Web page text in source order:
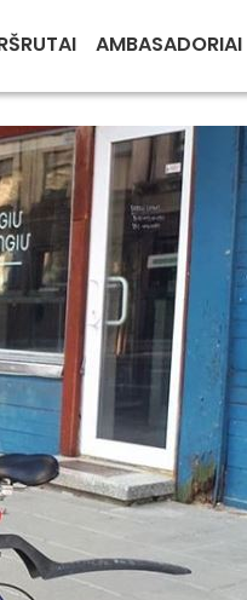
AMBASADORIAI